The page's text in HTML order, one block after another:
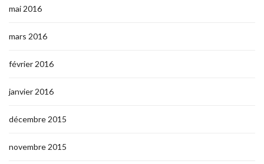
mai 2016
mars 2016
février 2016
janvier 2016
décembre 2015
novembre 2015